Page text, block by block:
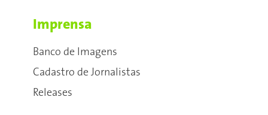
Imprensa
Banco de Imagens
Cadastro de Jornalistas
Releases